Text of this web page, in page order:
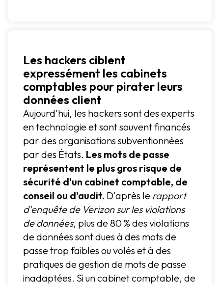
Les hackers ciblent
expressément les cabinets
comptables pour pirater leurs
données client
Aujourd'hui, les hackers sont des experts
en technologie et sont souvent financés
par des organisations subventionnées
par des États. Les mots de passe
représentent le plus gros risque de
sécurité d'un cabinet comptable, de
conseil ou d'audit. D'après le rapport
d'enquête de Verizon sur les violations
de données, plus de 80 % des violations
de données sont dues à des mots de
passe trop faibles ou volés et à des
pratiques de gestion de mots de passe
inadaptées. Si un cabinet comptable, de